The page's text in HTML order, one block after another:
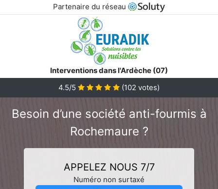
Partenaire du réseau
Interventions dans l'Ardèche (07)
4.5/5
(102 votes)
Besoin d’une société anti-fourmis à
Rochemaure ?
APPELEZ NOUS 7/7
Numéro non surtaxé